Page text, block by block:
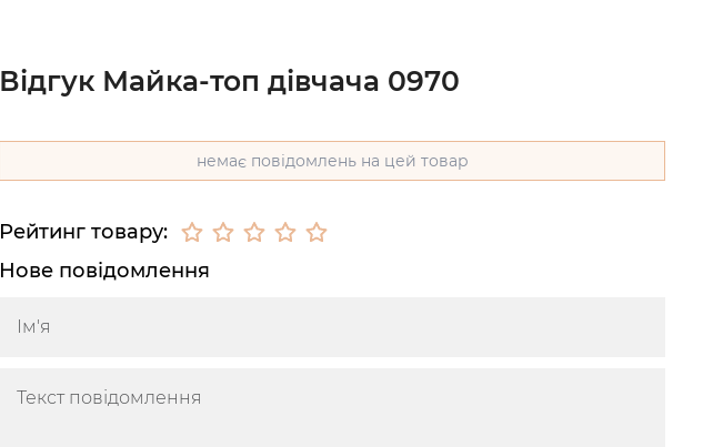
Відгук Майка-топ дівчача 0970
немає повідомлень на цей товар
Рейтинг товару:
Нове повідомлення